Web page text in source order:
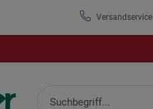
Versandservice